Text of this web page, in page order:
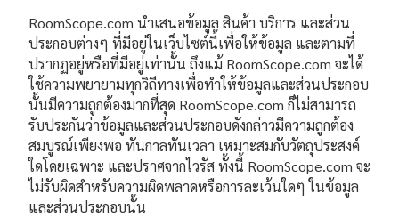
RoomScope.com นำเสนอข้อมูล สินค้า บริการ และส่วน
ประกอบต่างๆ ที่มีอยู่ในเว็บไซต์นี้เพื่อให้ข้อมูล และตามที่
ปรากฏอยู่หรือที่มีอยู่เท่านั้น ถึงแม้ RoomScope.com จะได้
ใช้ความพยายามทุกวิถีทางเพื่อทำให้ข้อมูลและส่วนประกอบ
นั้นมีความถูกต้องมากที่สุด RoomScope.com ก็ไม่สามารถ
รับประกันว่าข้อมูลและส่วนประกอบดังกล่าวมีความถูกต้อง
สมบูรณ์เพียงพอ ทันกาลทันเวลา เหมาะสมกับวัตถุประสงค์
ใดโดยเฉพาะ และปราศจากไวรัส ทั้งนี้ RoomScope.com จะ
ไม่รับผิดสำหรับความผิดพลาดหรือการละเว้นใดๆ ในข้อมูล
และส่วนประกอบนั้น